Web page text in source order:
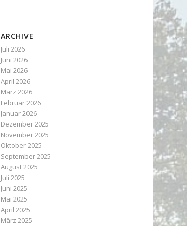
ARCHIVE
Juli 2026
Juni 2026
Mai 2026
April 2026
März 2026
Februar 2026
Januar 2026
Dezember 2025
November 2025
Oktober 2025
September 2025
August 2025
Juli 2025
Juni 2025
Mai 2025
April 2025
März 2025